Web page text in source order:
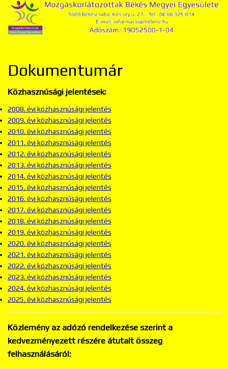
Dokumentumár
Közhasznúsági jelentések:
2008. évi közhasznúsági jelentés
2009. évi közhasznúsági jelentés
2010. évi közhasznúsági jelentés
2011. évi közhasznúsági jelentés
2012. évi közhasznúsági jelentés
2013. évi közhasznúsági jelentés
2014. évi közhasznúsági jelentés
2015. évi közhasznúsági jelentés
2016. évi közhasznúsági jelentés
2017. évi közhasznúsági jelentés
2018. évi közhasznúsági jelentés
2019. évi közhasznúsági jelentés
2020. évi közhasznúsági jelentés
2021. évi közhasznúsági jelentés
2022. évi közhasznúsági jelentés
2023. évi közhasznúsági jelentés
2024. évi közhasznúsági jelentés
2025. évi közhasznúsági jelentés
Közlemény az adózó rendelkezése szerint a
kedvezményezett részére átutalt összeg
felhasználásáról: